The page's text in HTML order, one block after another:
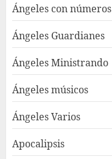
Ángeles con números
Ángeles Guardianes
Ángeles Ministrando
Ángeles músicos
Ángeles Varios
Apocalipsis